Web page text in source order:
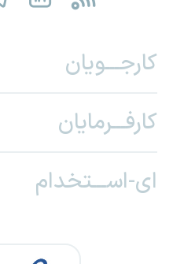
کارجـــویان
کارفـــرمایان
ای-اســـتخدام